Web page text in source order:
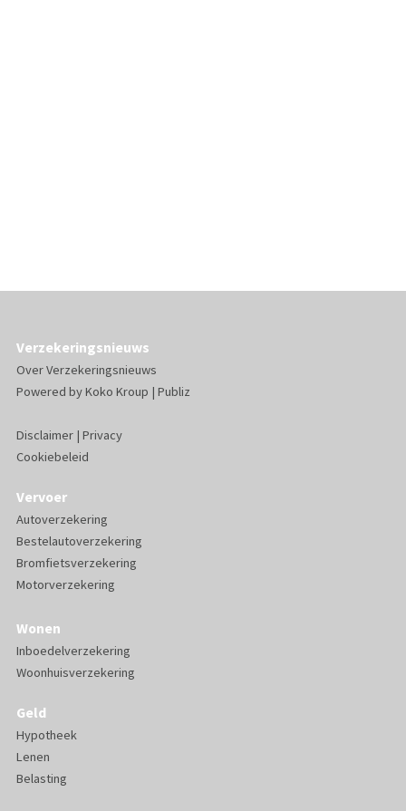
Verzekeringsnieuws
Over Verzekeringsnieuws
Powered byKoko Kroup | Publiz
Disclaimer| Privacy
Cookiebeleid
Vervoer
Autoverzekering
Bestelautoverzekering
Bromfietsverzekering
Motorverzekering
Wonen
Inboedelverzekering
Woonhuisverzekering
Geld
Hypotheek
Lenen
Belasting